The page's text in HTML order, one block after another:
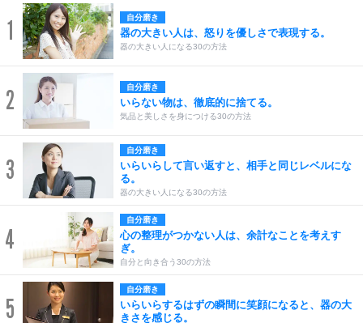
1 自分磨き
器の大きい人は、怒りを優しさで表現する。
器の大きい人になる30の方法
2 自分磨き
いらない物は、徹底的に捨てる。
気品と美しさを身につける30の方法
3
自分磨き
いらいらして言い返すと、相手と同じレベルにな
る。
器の大きい人になる30の方法
4
自分磨き
心の整理がつかない人は、余計なことを考えす
ぎ。
自分と向き合う30の方法
5
自分磨き
いらいらするはずの瞬間に笑顔になると、器の大
きさを感じる。